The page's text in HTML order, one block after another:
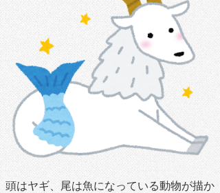
頭はヤギ、尾は魚になっている動物が描か